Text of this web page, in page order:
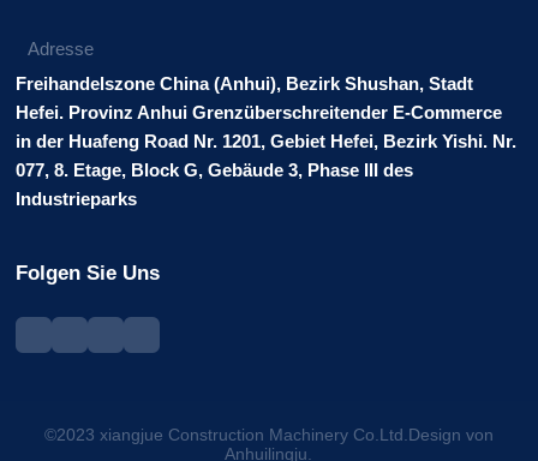
Adresse
Freihandelszone China (Anhui), Bezirk Shushan, Stadt
Hefei. Provinz Anhui Grenzüberschreitender E-Commerce
in der Huafeng Road Nr. 1201, Gebiet Hefei, Bezirk Yishi. Nr.
077, 8. Etage, Block G, Gebäude 3, Phase III des
Industrieparks
Folgen Sie Uns
©2023 xiangjue Construction Machinery Co.Ltd.Design von
Anhuilingju.